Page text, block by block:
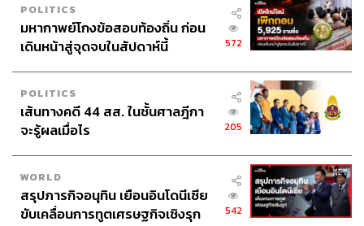
POLITICS
มหากาพย์โกงข้อสอบท้องถิ่น ก่อน
เดินหน้าสู่จุดจบในสัปดาห์นี้
572
POLITICS
เส้นทางคดี 44 สส. ในชั้นศาลฎีกา
จะรู้ผลเมื่อไร
205
WORLD
สรุปภารกิจอนุทิน เยือนอินโดนีเซีย
ขับเคลื่อนการทูตเศรษฐกิจเชิงรุก
542